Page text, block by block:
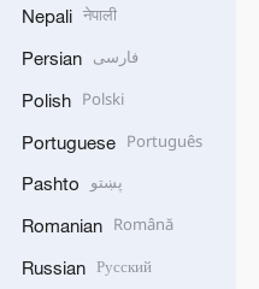
Nepali नेपाली
Persian فارسی
Polish Polski
Portuguese Português
Pashto پښتو
Romanian Română
Russian Русский